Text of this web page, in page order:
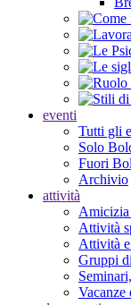
eventi
Tutti gli
Solo
Fuori
Archivio
attività
Attività
Attività
Gruppi
Vacanze